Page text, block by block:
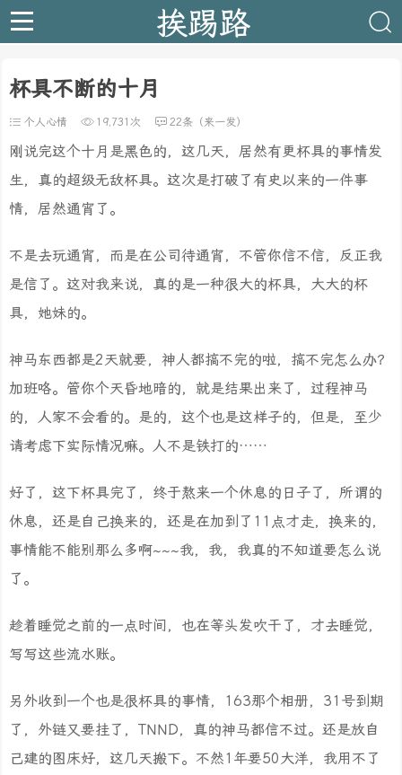
挨踢路
杯具不断的十月
个人心情 19,731次 22条（来一发）
刚说完这个十月是黑色的，这几天，居然有更杯具的事情发
生，真的超级无敌杯具。这次是打破了有史以来的一件事
情，居然通宵了。
不是去玩通宵，而是在公司待通宵，不管你信不信，反正我
是信了。这对我来说，真的是一种很大的杯具，大大的杯
具，她妹的。
神马东西都是2天就要，神人都搞不完的啦，搞不完怎么办？
加班咯。管你个天昏地暗的，就是结果出来了，过程神马
的，人家不会看的。是的，这个也是这样子的，但是，至少
请考虑下实际情况嘛。人不是铁打的……
好了，这下杯具完了，终于熬来一个休息的日子了，所谓的
休息，还是自己换来的，还是在加到了11点才走，换来的，
事情能不能别那么多啊~~~我，我，我真的不知道要怎么说
了。
趁着睡觉之前的一点时间，也在等头发吹干了，才去睡觉，
写写这些流水账。
另外收到一个也是很杯具的事情，163那个相册，31号到期
了，外链又要挂了，TNND，真的神马都信不过。还是放自
己建的图床好，这几天搬下。不然1年要50大洋，我用不了